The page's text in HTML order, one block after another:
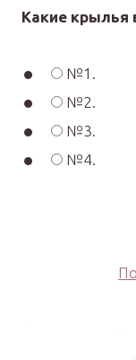
Какие крылья
№1.
№2.
№3.
№4.